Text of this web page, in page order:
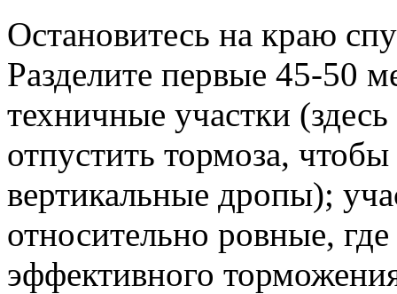
Остановитесь на краю
Разделите первые 45-50
техничные участки
отпустить тормоза,
вертикальные дропы);
относительно ровные,
эффективного